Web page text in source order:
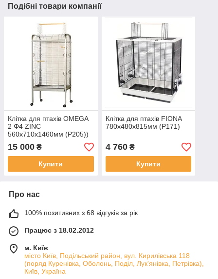
Подібні товари компанії
Клітка для птахів OMEGA
2 Φ4 ZINC
560x710x1460мм (P205))
15 000 ₴
Купити
Клітка для птахів FIONA
780x480x815мм (P171)
4 760₴
Купити
Про нас
100% позитивних з 68 відгуків за рік
Працює з 18.02.2012
м. Київ
місто Київ, Подільський район, вул. Кирилівська 118
(поряд Куренівка, Оболонь, Поділ, Лук'янівка, Петрівка),
Київ, Україна